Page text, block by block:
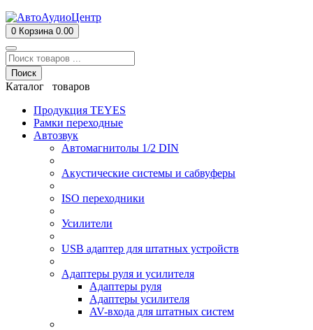
0 Корзина 0.00
Поиск
Каталог товаров
Продукция TEYES
Рамки переходные
Автозвук
Автомагнитолы 1/2 DIN
Акустические системы и сабвуферы
ISO переходники
Усилители
USB адаптер для штатных устройств
Адаптеры руля и усилителя
Адаптеры руля
Адаптеры усилителя
AV-входа для штатных систем